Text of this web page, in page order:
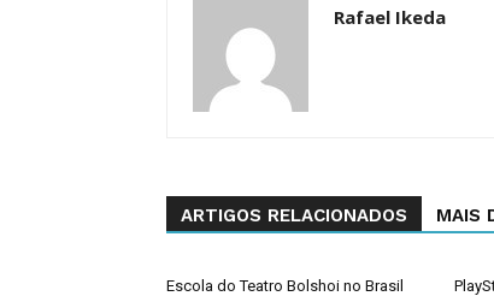
Rafael Ikeda
ARTIGOS RELACIONADOS MAIS
Escola do Teatro Bolshoi no Brasil